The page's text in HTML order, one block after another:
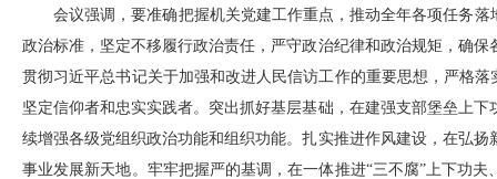
会议强调，要准确把握机关党建工作重点，推动全年各项任务
政治标准，坚定不移履行政治责任，严守政治纪律和政治规矩，确
贯彻习近平总书记关于加强和改进人民信访工作的重要思想，严格
坚定信仰者和忠实实践者。突出抓好基层基础，在建强支部堡垒上
续增强各级党组织政治功能和组织功能。扎实推进作风建设，在弘
事业发展新天地。牢牢把握严的基调，在一体推进“三不腐”上下功